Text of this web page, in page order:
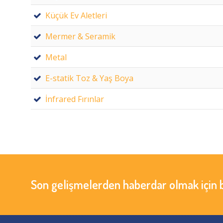
Küçük Ev Aletleri
Mermer & Seramik
Metal
E-statik Toz & Yaş Boya
İnfrared Fırınlar
Son gelişmelerden haberdar olmak için